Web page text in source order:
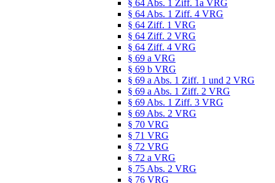
§ 64 Abs. 1 Ziff. 1a VRG
§ 64 Abs. 1 Ziff. 4 VRG
§ 64 Ziff. 1 VRG
§ 64 Ziff. 2 VRG
§ 64 Ziff. 4 VRG
§ 69 a VRG
§ 69 b VRG
§ 69 a Abs. 1 Ziff. 1 und 2 VRG
§ 69 a Abs. 1 Ziff. 2 VRG
§ 69 Abs. 1 Ziff. 3 VRG
§ 69 Abs. 2 VRG
§ 70 VRG
§ 71 VRG
§ 72 VRG
§ 72 a VRG
§ 75 Abs. 2 VRG
§ 76 VRG